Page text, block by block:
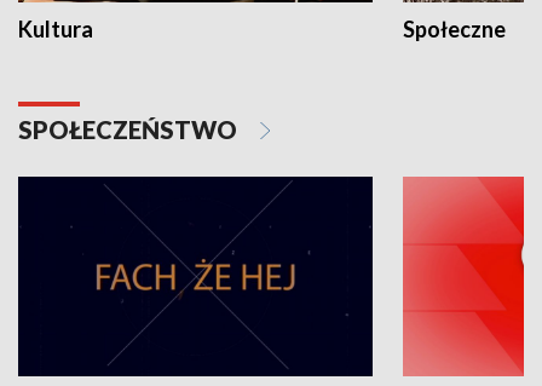
Kultura Społeczne
SPOŁECZEŃSTWO